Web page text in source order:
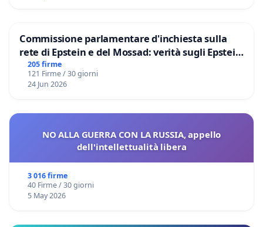
Commissione parlamentare d'inchiesta sulla
rete di Epstein e del Mossad: verità sugli Epstein
Files
205 firme
121 Firme / 30 giorni
24 Jun 2026
NO ALLA GUERRA CON LA RUSSIA, appello
dell'intellettualità libera
3 016 firme
40 Firme / 30 giorni
5 May 2026